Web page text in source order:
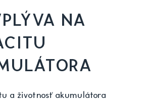
NA
a životnosť akumulátora